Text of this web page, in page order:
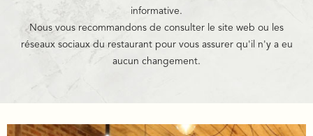
informative.
Nous vous recommandons de consulter le site web ou les
réseaux sociaux du restaurant pour vous assurer qu'il n'y a eu
aucun changement.